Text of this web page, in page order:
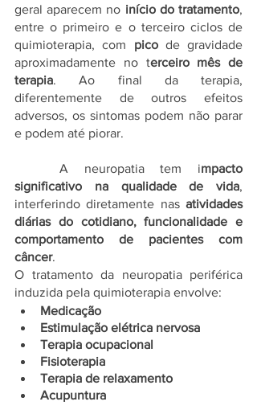
geral aparecem no início do tratamento,
entre o primeiro e o terceiro ciclos de
quimioterapia, com pico de gravidade
aproximadamente no terceiro mês de
terapia. Ao final da terapia,
diferentemente de outros efeitos
adversos, os sintomas podem não parar
e podem até piorar.
	A neuropatia tem i
mpacto
significativo na qualidade de vida,
interferindo diretamente nas atividades
diárias do cotidiano, funcionalidade e
comportamento de pacientes com
câncer.
O tratamento da neuropatia periférica
induzida pela quimioterapia envolve:
Medicação
Estimulação elétrica nervosa
Terapia ocupacional
Fisioterapia
Terapia de relaxamento
Acupuntura